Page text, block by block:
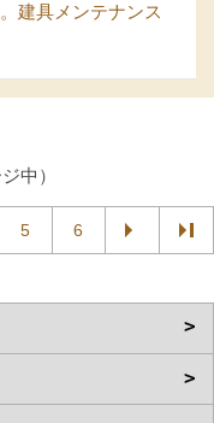
建具メンテナンス
中）
5 6